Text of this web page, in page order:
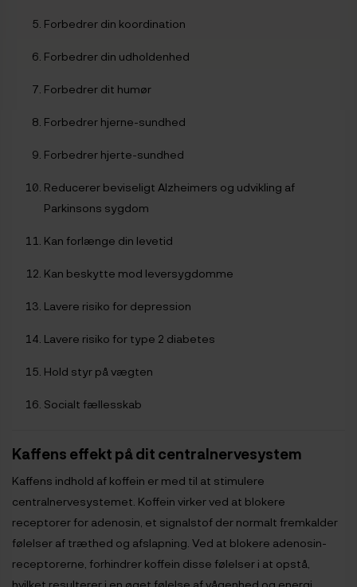
Forbedrer din koordination
Forbedrer din udholdenhed
Forbedrer dit humør
Forbedrer hjerne-sundhed
Forbedrer hjerte-sundhed
Reducerer beviseligt Alzheimers og udvikling af
Parkinsons sygdom
Kan forlænge din levetid
Kan beskytte mod leversygdomme
Lavere risiko for depression
Lavere risiko for type 2 diabetes
Hold styr på vægten
Socialt fællesskab
Kaffens effekt på dit centralnervesystem
Kaffens indhold af koffein er med til at stimulere
centralnervesystemet. Koffein virker ved at blokere
receptorer for adenosin, et signalstof der normalt fremkalder
følelser af træthed og afslapning. Ved at blokere adenosin-
receptorerne, forhindrer koffein disse følelser i at opstå,
hvilket resulterer i en øget følelse af vågenhed og energi.